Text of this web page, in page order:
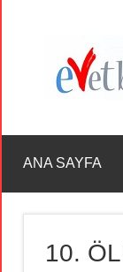
ANA SAYFA
10.